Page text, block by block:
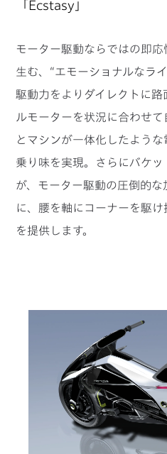
「Ecstasy」
モーター駆動ならではの即
生む、“エモーショナルなライ
駆動力をよりダイレクトに
ルモーターを状況に合わせ
とマシンが一体化したよう
乗り味を実現。さらにバケ
が、モーター駆動の圧倒的
に、腰を軸にコーナーを駆
を提供します。